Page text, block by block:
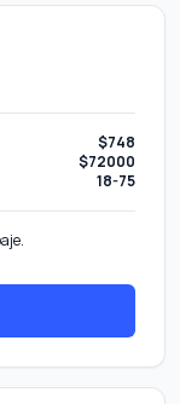
$748
$72000
18-75